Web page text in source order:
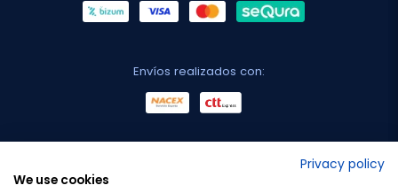
Envíos realizados con:
Privacy policy
We use cookies